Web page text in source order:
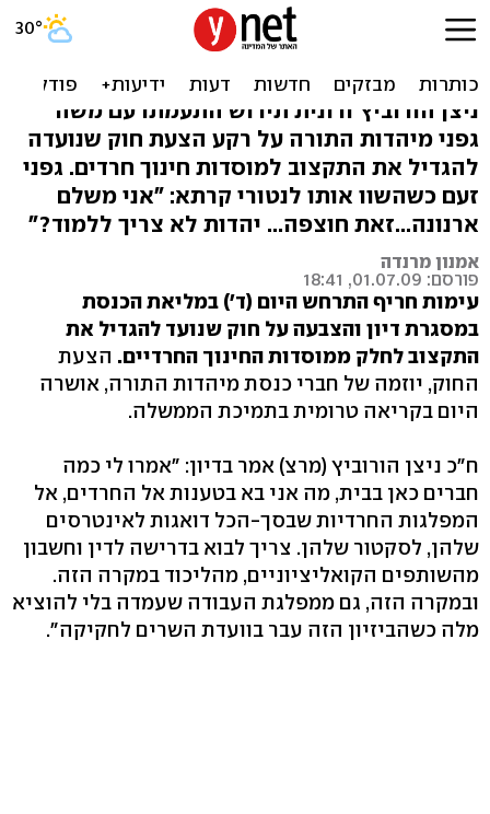
דיון על תקצוב מוסדות חרדים:
גפני הוצא מהמליאה
ניצן הורוביץ ורונית תירוש התעמתו עם משה
גפני מיהדות התורה על רקע הצעת חוק שנועדה
להגדיל את התקצוב למוסדות חינוך חרדים. גפני
זעם כשהשוו אותו לנטורי קרתא: "אני משלם
ארנונה...זאת חוצפה... יהדות לא צריך ללמוד?"
אמנון מרנדה
פורסם: 01.07.09, 18:41
עימות חריף התרחש היום (ד') במליאת הכנסת
במסגרת דיון והצבעה על חוק שנועד להגדיל את
התקצוב לחלק ממוסדות החינוך החרדיים. הצעת
החוק, יוזמה של חברי כנסת מיהדות התורה, אושרה
היום בקריאה טרומית בתמיכת הממשלה.
ח"כ ניצן הורוביץ (מרצ) אמר בדיון: "אמרו לי כמה
חברים כאן בבית, מה אני בא בטענות אל החרדים, אל
המפלגות החרדיות שבסך-הכל דואגות לאינטרסים
שלהן, לסקטור שלהן. צריך לבוא בדרישה לדין וחשבון
מהשותפים הקואליציוניים, מהליכוד במקרה הזה.
ובמקרה הזה, גם ממפלגת העבודה שעמדה בלי להוציא
מלה כשהביזיון הזה עבר בוועדת השרים לחקיקה".